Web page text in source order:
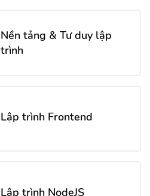
Nền tảng & Tư duy lập
trình
Lập trình Frontend
Lập trình NodeJS